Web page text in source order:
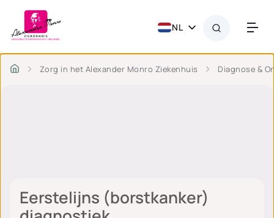
NL
Zorg in het Alexander Monro Ziekenhuis Diagnose &
Eerstelijns (borstkanker)